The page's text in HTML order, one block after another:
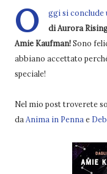
O ggi si conclude
di Aurora
Amie Kaufman!Sono
abbiano accettato
speciale!
Nel mio post troverete
da Anima in Penna e